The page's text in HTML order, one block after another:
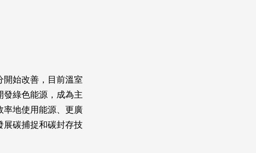
開始改善，目前溫室
發綠色能源，成為主
率地使用能源、更廣
展碳捕捉和碳封存技